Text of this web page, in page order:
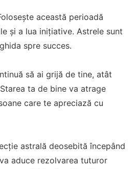
această perioadă
și a lua inițiative. Astrele sunt
spre succes.
să ai grijă de tine, atât
ta de bine va atrage
care te apreciază cu
astrală deosebită începând
aduce rezolvarea tuturor